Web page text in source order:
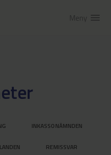
Meny menu
INKASSONÄMNDEN
REMISSVAR